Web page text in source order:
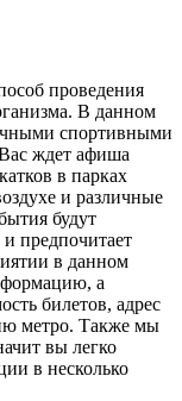
проведения
В данном
спортивными
ждет афиша
в парках
и различные
будут
предпочитает
в данном
а
билетов, адрес
метро. Также мы
вы легко
в несколько